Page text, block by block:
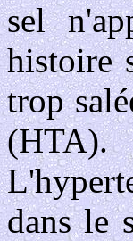
sel
histoire
trop
(HTA).
dans le